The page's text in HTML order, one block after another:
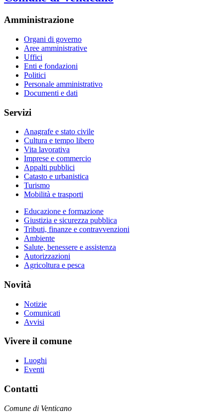
Amministrazione
Organi di governo
Aree amministrative
Uffici
Enti e fondazioni
Politici
Personale amministrativo
Documenti e dati
Servizi
Anagrafe e stato civile
Cultura e tempo libero
Vita lavorativa
Imprese e commercio
Appalti pubblici
Catasto e urbanistica
Turismo
Mobilità e trasporti
Educazione e formazione
Giustizia e sicurezza pubblica
Tributi, finanze e contravvenzioni
Ambiente
Salute, benessere e assistenza
Autorizzazioni
Agricoltura e pesca
Novità
Notizie
Comunicati
Avvisi
Vivere il comune
Luoghi
Eventi
Contatti
Comune di Venticano